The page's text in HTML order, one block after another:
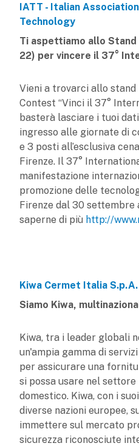
IATT - Italian
Technology
Ti aspettiamo allo Stand
22) per vincere il 37°
Vieni a trovarci allo
Contest “Vinci il 37°
basterà lasciare i tuoi
ingresso alle giornate di
e 3 posti all’esclusiva
Firenze. Il 37°
manifestazione
promozione delle
Firenze dal 30 settembre
saperne di più http://
Kiwa Cermet Italia S.p.A.
Siamo Kiwa,
Kiwa, tra i leader globali
un'ampia gamma di
per assicurare una
si possa usare nel settore
domestico. Kiwa, con i
diverse nazioni europee,
immettere sul mercato
sicurezza riconosciute